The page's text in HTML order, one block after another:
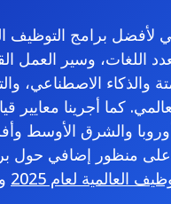
اللغات، وسير العمل
والذكاء الاصطناعي،
كما أجرينا
والشرق الأوسط
منظور إضافي حول
العالمية لعام 2025
و